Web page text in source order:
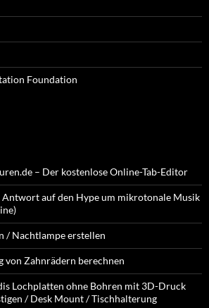
Foundation
– Der kostenlose Online-Tab-Editor
auf den Hype um mikrotonale Musik
/ Nachtlampe erstellen
von Zahnrädern berechnen
Lochplatten ohne Bohren mit 3D-Druck
/ Desk Mount / Tischhalterung